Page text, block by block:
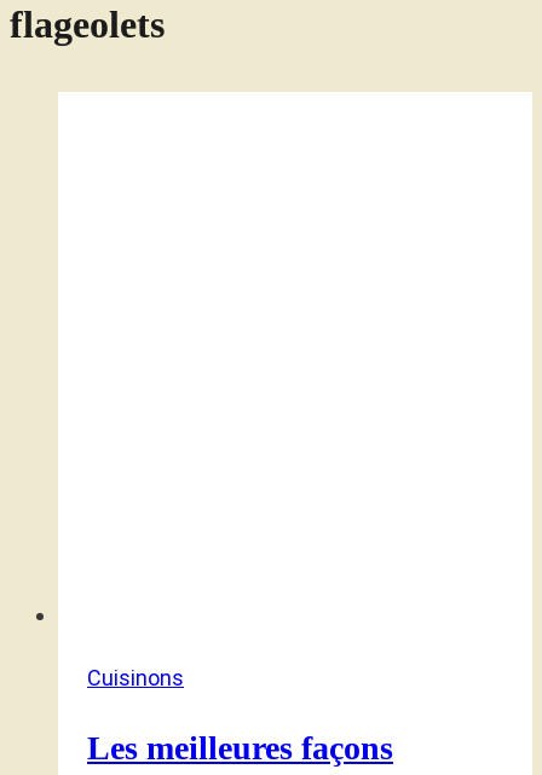
flageolets
Cuisinons
Les meilleures façons